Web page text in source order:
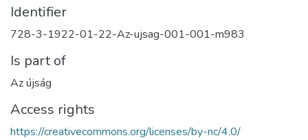
Identifier
728-3-1922-01-22-Az-ujsag-001-001-m983
Is part of
Az újság
Access rights
https://creativecommons.org/licenses/by-nc/4.0/